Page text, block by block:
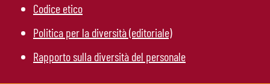
Codice etico
Politica per la diversità (editoriale)
Rapporto sulla diversità del personale